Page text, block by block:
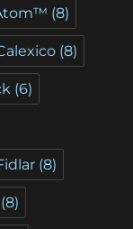
(8)
(8)
(6)
(8)
(8)